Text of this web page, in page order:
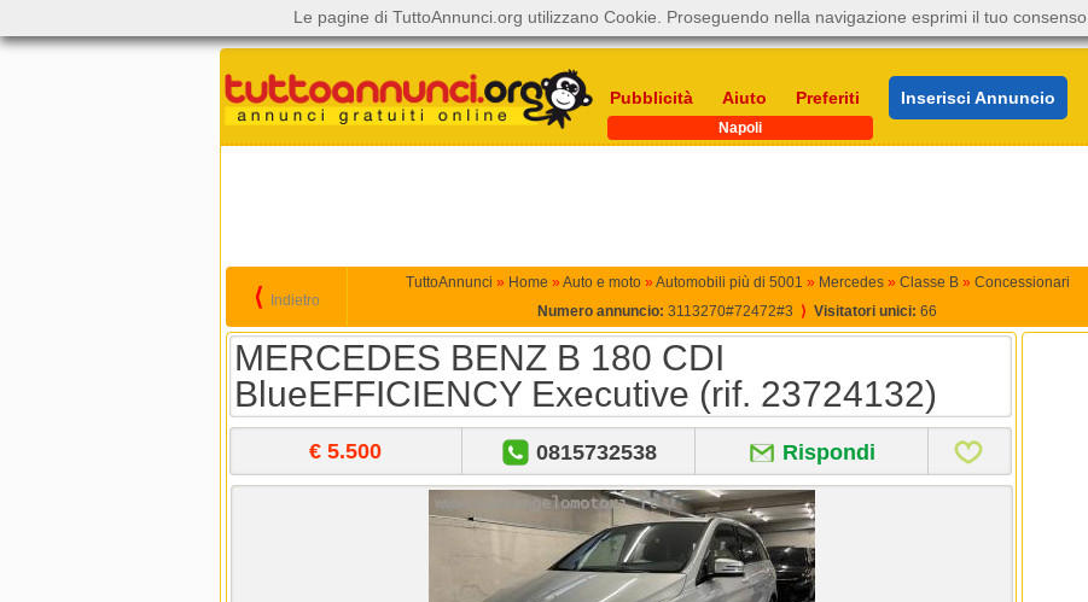
Pubblicità Aiuto Preferiti Inserisci Annuncio
Napoli
⟨ Indietro
TuttoAnnunci » Home » Auto e moto » Automobili più di 5001 » Mercedes » Classe B » Concessionari
Numero annuncio: 3113270#72472#3 ⟩ Visitatori unici: 66
MERCEDES BENZ B 180 CDI
BlueEFFICIENCY Executive (rif. 23724132)
€ 5.500 0815732538 Rispondi
Le pagine di TuttoAnnunci.org utilizzano Cookie. Proseguendo nella navigazione esprimi il tuo consenso.